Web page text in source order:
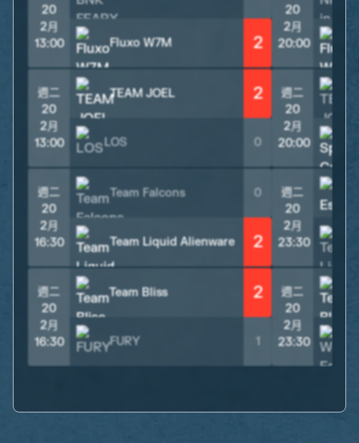
20
2月
13:00
Fluxo W7M 2
週二
20
2月
13:00
TEAM JOEL 2
LOS 0
週二
20
2月
16:30
Team Falcons 0
Team Liquid Alienware 2
週二
20
2月
16:30
Team Bliss 2
FURY 1
20
2月
20:00
週二
20
2月
20:00
週二
20
2月
23:30
週二
20
2月
23:30